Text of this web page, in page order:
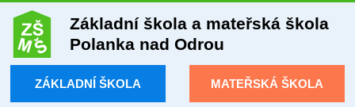
Základní škola a mateřská škola
Polanka nad Odrou
ZÁKLADNÍ ŠKOLA MATEŘSKÁ ŠKOLA